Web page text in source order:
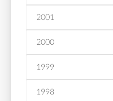
2001
2000
1999
1998